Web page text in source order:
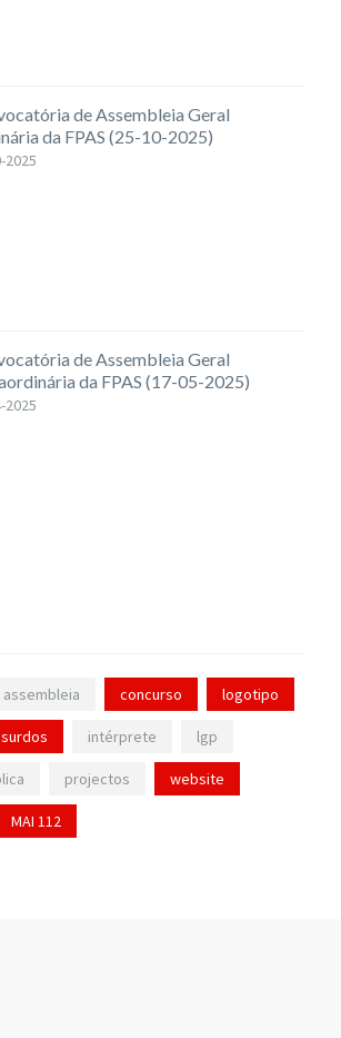
de Assembleia Geral
da FPAS (25-10-2025)
2025
de Assembleia Geral
da FPAS (17-05-2025)
2025
assembleia concurso logotipo
surdos intérprete lgp
projectos website
MAI 112